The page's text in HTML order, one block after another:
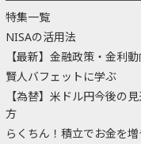
特集一覧
NISAの活用法
【最新】金融政策・金利動
賢人バフェットに学ぶ
【為替】米ドル円今後の
方
らくちん！積立でお金を